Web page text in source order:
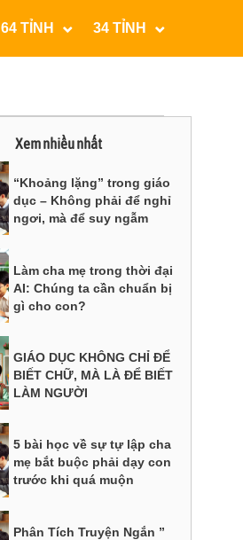
64 TỈNH 34 TỈNH
Xem nhiều nhất
“Khoảng lặng” trong giáo
dục – Không phải để nghỉ
ngơi, mà để suy ngẫm
Làm cha mẹ trong thời đại
AI: Chúng ta cần chuẩn bị
gì cho con?
GIÁO DỤC KHÔNG CHỈ ĐỂ
BIẾT CHỮ, MÀ LÀ ĐỂ BIẾT
LÀM NGƯỜI
5 bài học về sự tự lập cha
mẹ bắt buộc phải dạy con
trước khi quá muộn
Phân Tích Truyện Ngắn ”